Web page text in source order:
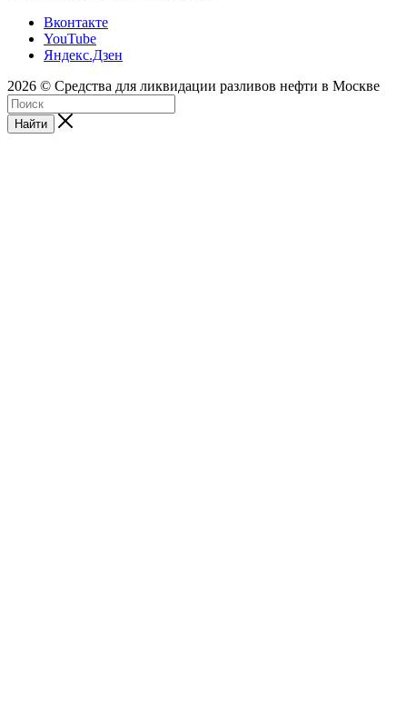
Вконтакте
YouTube
Яндекс.Дзен
2026 © Средства для ликвидации разливов нефти в Москве
Найти